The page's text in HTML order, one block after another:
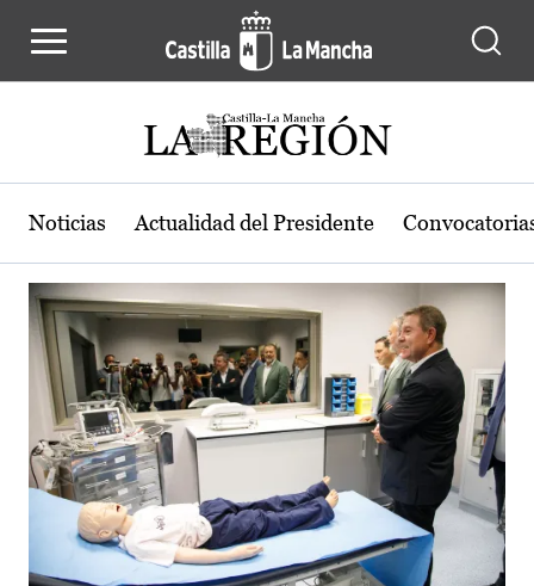
Actualidad de la región de Castilla-
Noticias Actualidad del Presidente